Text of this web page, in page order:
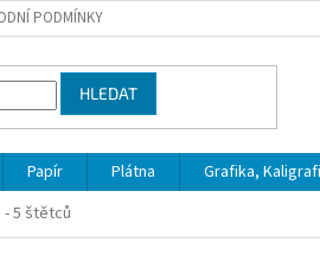
PODMÍNKY
HLEDAT
Papír Plátna Grafika,
5 štětců